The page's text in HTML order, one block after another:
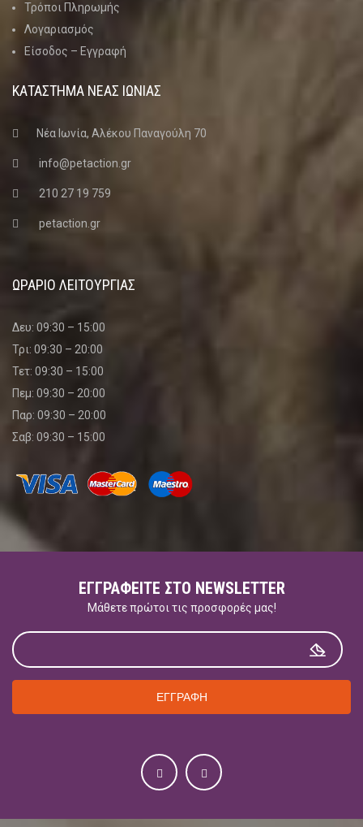
Τρόποι Πληρωμής
Λογαριασμός
Είσοδος – Εγγραφή
ΚΑΤΑΣΤΗΜΑ ΝΈΑΣ ΙΩΝΊΑΣ
Νέα Ιωνία, Αλέκου Παναγούλη 70
info@petaction.gr
210 27 19 759
petaction.gr
ΩΡΑΡΙΟ ΛΕΙΤΟΥΡΓΙΑΣ
Δευ: 09:30 – 15:00
Τρι: 09:30 – 20:00
Τετ: 09:30 – 15:00
Πεμ: 09:30 – 20:00
Παρ: 09:30 – 20:00
Σαβ: 09:30 – 15:00
ΕΓΓΡΑΦΕΊΤΕ ΣΤΟ NEWSLETTER
Μάθετε πρώτοι τις προσφορές μας!
ΕΓΓΡΑΦΗ